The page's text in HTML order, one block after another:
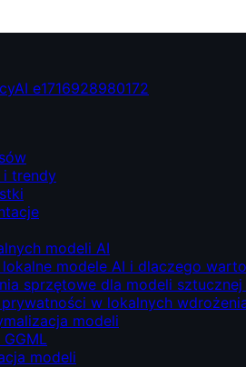
AI, prywatność i niezależność.
AI, prywatność i niezależność.
i trendy
modeli AI
modele AI i dlaczego
sprzętowe dla modeli
w lokalnych
modeli
GGML
modeli